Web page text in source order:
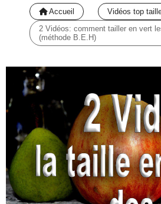
Accueil
Vidéos top
2 Vidéos: comment tailler en vert
(méthode B.E.H)